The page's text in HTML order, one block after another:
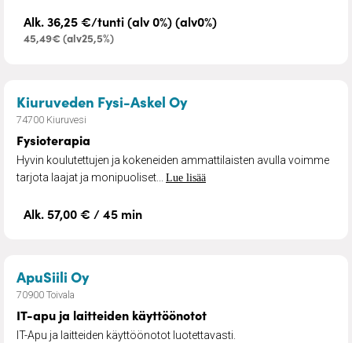
Alk. 36,25 €/tunti (alv 0%) (alv0%)
45,49€ (alv25,5%)
Kiuruveden Fysi-Askel Oy– Fysioterapia
74700 Kiuruvesi
Fysioterapia
Hyvin koulutettujen ja kokeneiden ammattilaisten avulla voimme
tarjota laajat ja monipuoliset... Lue lisää
Alk. 57,00 € / 45 min
ApuSiili Oy– IT-apu ja laitteiden käyttöönotot
70900 Toivala
IT-apu ja laitteiden käyttöönotot
IT-Apu ja laitteiden käyttöönotot luotettavasti.